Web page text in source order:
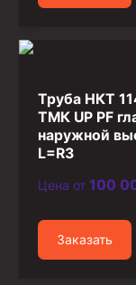
Труба НКТ
ТМК UP PF
наружной
L=R3
Цена от 100
Заказать